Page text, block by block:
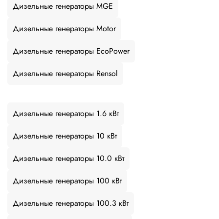
Дизельные генераторы MGE
Дизельные генераторы Motor
Дизельные генераторы EcoPower
Дизельные генераторы Rensol
Дизельные генераторы 1.6 кВт
Дизельные генераторы 10 кВт
Дизельные генераторы 10.0 кВт
Дизельные генераторы 100 кВт
Дизельные генераторы 100.3 кВт